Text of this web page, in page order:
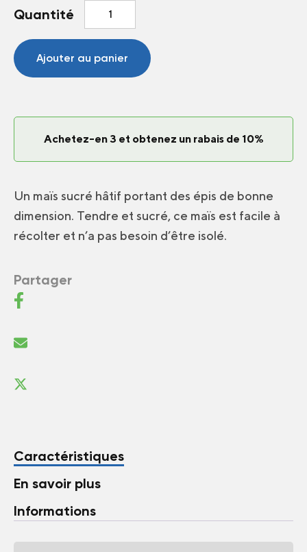
Quantité
quantité
Maïs
sucré
Ajouter au panier
Achetez-en 3 et obtenez un rabais de 10%
Un maïs sucré hâtif portant des épis de bonne
dimension. Tendre et sucré, ce maïs est facile à
récolter et n’a pas besoin d’être isolé.
Partager
Caractéristiques
En savoir plus
Informations